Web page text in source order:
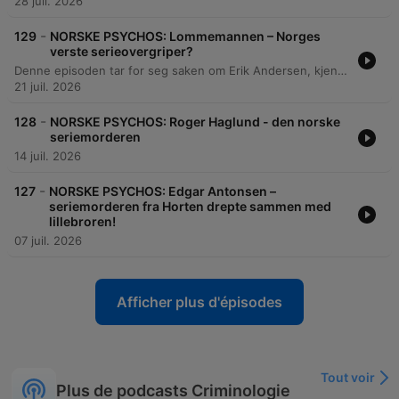
129 - NORSKE PSYCHOS: Lommemannen – Norges
verste serieovergriper?
Denne episoden tar for seg saken om Erik Andersen, kjent som 'Lommemannen', og hans omfattende seksualforbrytelser mot barn. Programlederne utforsker hans bakgrunn med tidligere egne overgrep, hans psykologiske motivasjoner, og hvordan han brukte manipulasjon og 'dominobrikker' som stress og depresjon for å bortforklare sine handlinger. Samtalen drøfter også Andersens kyniske taktikk for å begrense sine innrømmelser for å unngå straff, hans mangel på empati, og de utfordringene rettssystemet står overfor ved behandling av pedofili. Episoden avslutter med en refleksjon rundt hvordan mediets bruk av kallenavn kan ufarliggjøre alvoret i slike saker.
21 juil. 2026
128 - NORSKE PSYCHOS: Roger Haglund - den norske
seriemorderen
14 juil. 2026
127 - NORSKE PSYCHOS: Edgar Antonsen –
seriemorderen fra Horten drepte sammen med
lillebroren!
07 juil. 2026
Afficher plus d'épisodes
Plus de podcasts Criminologie
Tout voir